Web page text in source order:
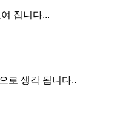
집니다...
로 생각 됩니다..